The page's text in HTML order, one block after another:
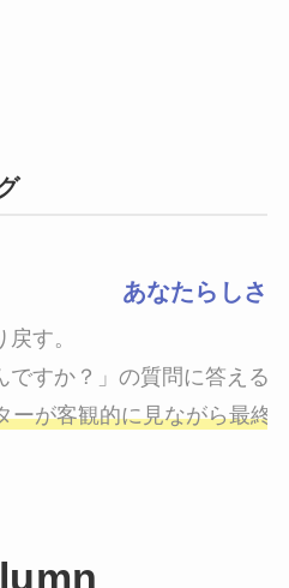
あなたらしさ
す。
ですか？」の質問に答える
ーが客観的に見ながら最終